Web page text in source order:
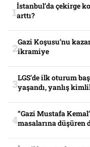
İstanbul’da çekirge
arttı?
Gazi Koşusu’nu
ikramiye
LGS’de ilk oturum
yaşandı, yanlış
“Gazi Mustafa
masalarına düşüren